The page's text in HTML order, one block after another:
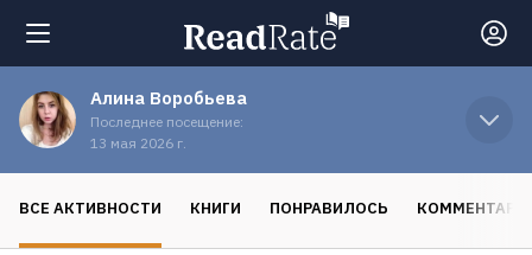
Поиск Алина Воробьева
Последнее посещение:
13 мая 2026 г.
ВСЕ АКТИВНОСТИ КНИГИ ПОНРАВИЛОСЬ